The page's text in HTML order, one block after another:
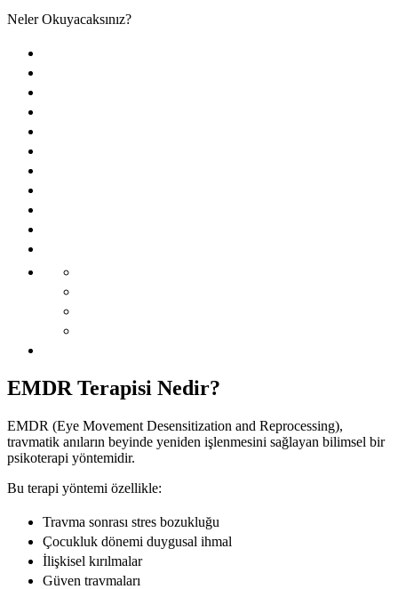
Neler Okuyacaksınız?
EMDR Terapisi Nedir?
EMDR (Eye Movement Desensitization and Reprocessing),
travmatik anıların beyinde yeniden işlenmesini sağlayan bilimsel bir
psikoterapi yöntemidir.
Bu terapi yöntemi özellikle:
Travma sonrası stres bozukluğu
Çocukluk dönemi duygusal ihmal
İlişkisel kırılmalar
Güven travmaları